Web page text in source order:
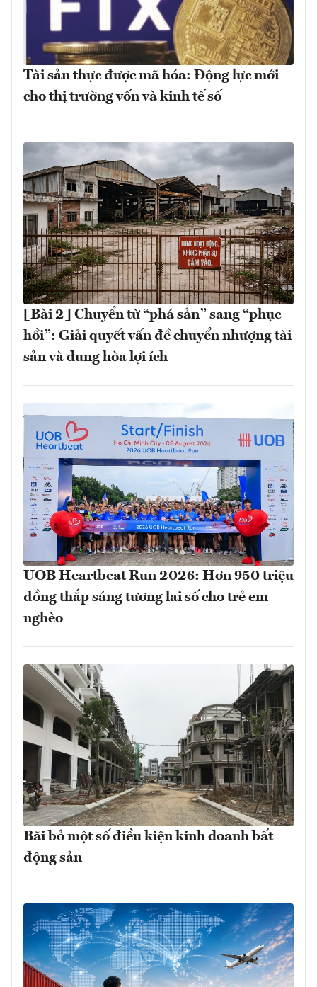
Tài sản thực được mã hóa: Động lực mới
cho thị trường vốn và kinh tế số
[Bài 2] Chuyển từ “phá sản” sang “phục
hồi”: Giải quyết vấn đề chuyển nhượng tài
sản và dung hòa lợi ích
UOB Heartbeat Run 2026: Hơn 950 triệu
đồng thắp sáng tương lai số cho trẻ em
nghèo
Bãi bỏ một số điều kiện kinh doanh bất
động sản